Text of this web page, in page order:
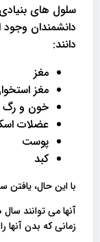
سلول های
دانشمندان
دانند:
مغز
مغز
خون و رگ
عضلات
پوست
کبد
با این حال،
آنها می توانند
زمانی که بدن آنها